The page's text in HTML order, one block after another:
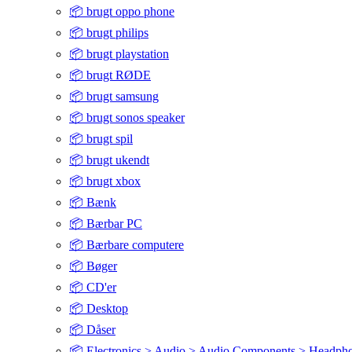
📦 brugt oppo phone
📦 brugt philips
📦 brugt playstation
📦 brugt RØDE
📦 brugt samsung
📦 brugt sonos speaker
📦 brugt spil
📦 brugt ukendt
📦 brugt xbox
📦 Bænk
📦 Bærbar PC
📦 Bærbare computere
📦 Bøger
📦 CD'er
📦 Desktop
📦 Dåser